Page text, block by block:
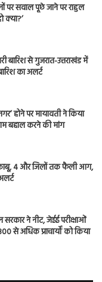
पर सवाल पूछे जाने पर राहुल
क्या?’
बारिश से गुजरात-उत्तराखंड में
का अलर्ट
होने पर मायावती ने किया
बहाल करने की मांग
4 और जिलों तक फैली आग,
सरकार ने नीट, जेईई परीक्षाओं
से अधिक प्राचार्यों को किया